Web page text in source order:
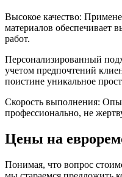
Высокое качество:
материалов обеспечивает
работ.
Персонализированный
учетом предпочтений
поистине уникальное
Скорость выполнения:
профессионально, не
Цены на
Понимая, что вопрос